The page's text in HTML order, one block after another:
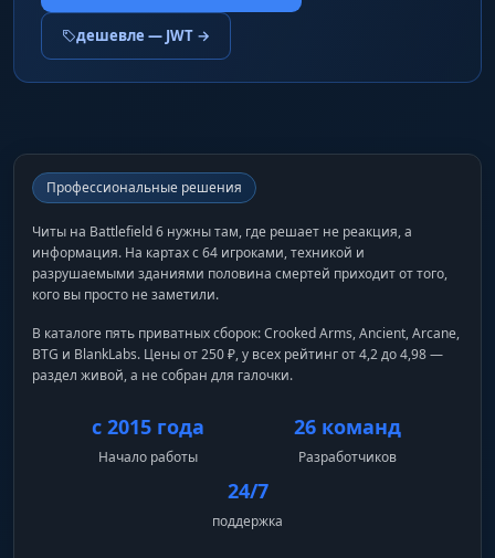
дешевле — JWT →
Профессиональные решения
Читы на Battlefield 6 нужны там, где решает не реакция, а
информация. На картах с 64 игроками, техникой и
разрушаемыми зданиями половина смертей приходит от того,
кого вы просто не заметили.
В каталоге пять приватных сборок: Crooked Arms, Ancient, Arcane,
BTG и BlankLabs. Цены от 250 ₽, у всех рейтинг от 4,2 до 4,98 —
раздел живой, а не собран для галочки.
с 2015 года
Начало работы
26 команд
Разработчиков
24/7
поддержка